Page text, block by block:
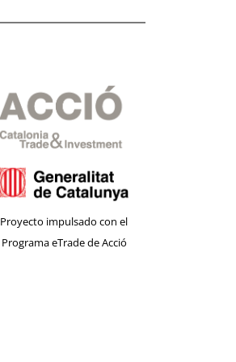
Proyecto impulsado con el
Programa eTrade de Acció